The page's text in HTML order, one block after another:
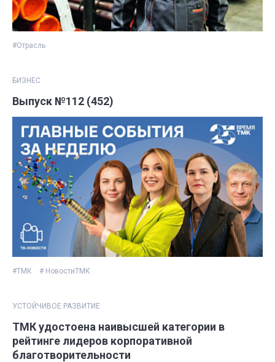
#Отрасль
БИЗНЕС
Выпуск №112 (452)
#ТМК # НовостиТМК
УСТОЙЧИВОЕ РАЗВИТИЕ
ТМК удостоена наивысшей категории в
рейтинге лидеров корпоративной
благотворительности